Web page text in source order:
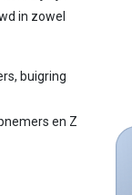
in zowel
buigring
en Z